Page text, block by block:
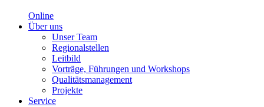
Online
Über uns
Unser Team
Regionalstellen
Leitbild
Vorträge, Führungen und Workshops
Qualitätsmanagement
Projekte
Service